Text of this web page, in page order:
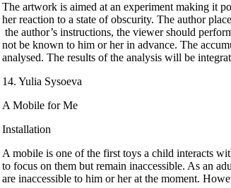
The artwork is aimed at an experiment making it
her reaction to a state of obscurity. The author
the author’s instructions, the viewer should
not be known to him or her in advance. The
analysed. The results of the analysis will be
14. Yulia Sysoeva
A Mobile for Me
Installation
A mobile is one of the first toys a child interacts
to focus on them but remain inaccessible. As an
are inaccessible to him or her at the moment.